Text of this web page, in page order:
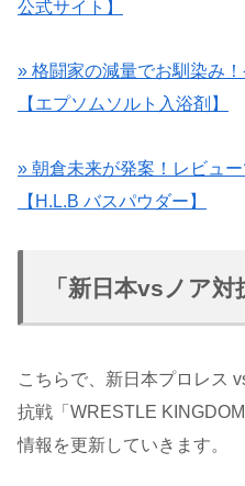
公式サイト】
» 格闘家の減量でお馴染み
【エプソムソルト入浴剤】
» 朝倉未来が発案！レビュ
【H.L.B バスパウダー】
「新日本vsノア
こちらで、新日本プロレス
抗戦「WRESTLE
情報を更新していきます。